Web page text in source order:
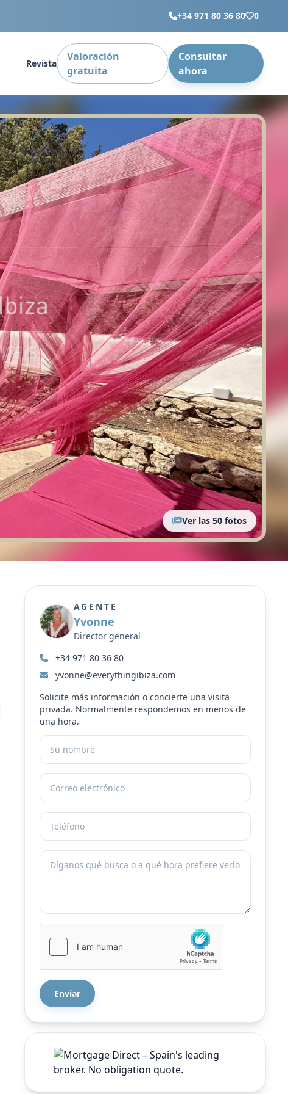
+34 971 80 36 80 0
Revista
Valoración
gratuita
Consultar
ahora
Ver las 50 fotos
AGENTE
Yvonne
Director general
+34 971 80 36 80
yvonne@everythingibiza.com
Solicite más información o concierte una visita
privada. Normalmente respondemos en menos de
una hora.